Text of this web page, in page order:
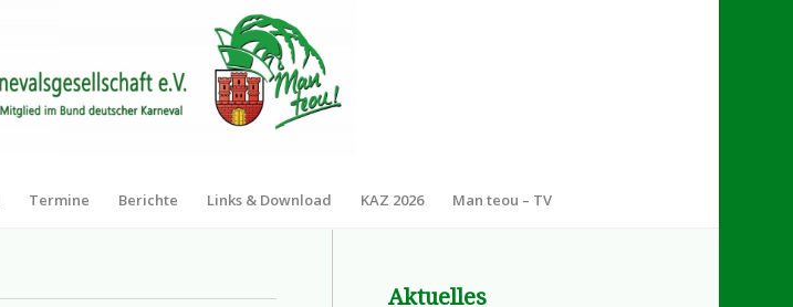
Termine Berichte Links & Download KAZ 2026 Man teou – TV
Aktuelles